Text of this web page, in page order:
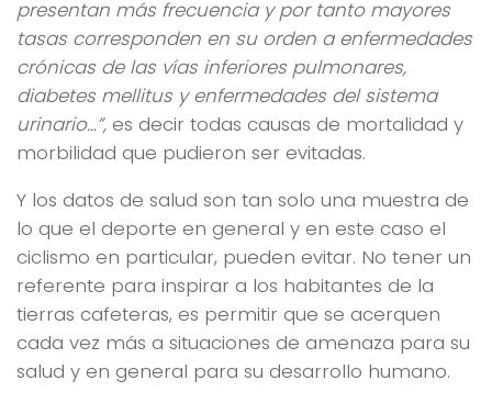
presentan más frecuencia y por tanto mayores
tasas corresponden en su orden a enfermedades
crónicas de las vías inferiores pulmonares,
diabetes mellitus y enfermedades del sistema
urinario…”, es decir todas causas de mortalidad y
morbilidad que pudieron ser evitadas.
Y los datos de salud son tan solo una muestra de
lo que el deporte en general y en este caso el
ciclismo en particular, pueden evitar. No tener un
referente para inspirar a los habitantes de la
tierras cafeteras, es permitir que se acerquen
cada vez más a situaciones de amenaza para su
salud y en general para su desarrollo humano.